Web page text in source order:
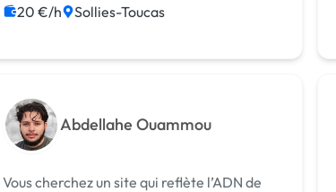
20 €/h Sollies-Toucas
Abdellahe Ouammou
Vous cherchez un site qui reflète l’ADN de